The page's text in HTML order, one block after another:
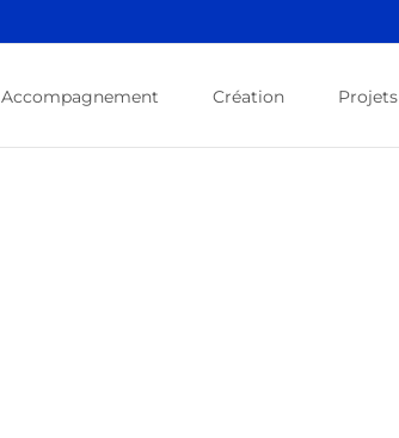
Accompagnement Création Projets